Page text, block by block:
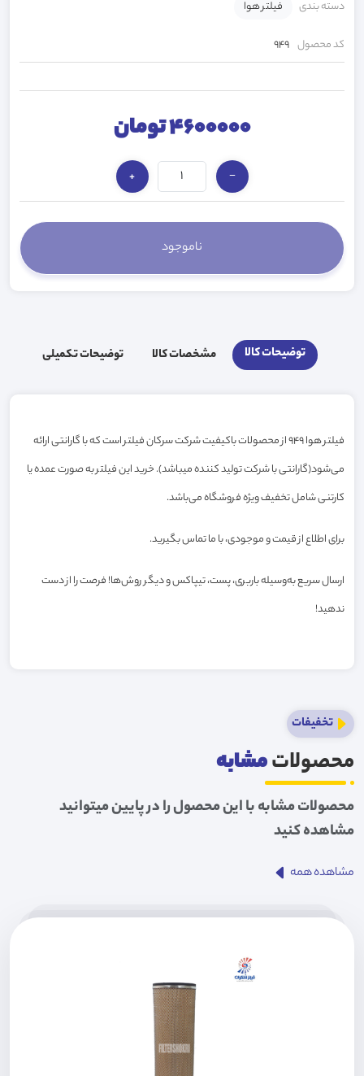
دسته بندی فیلتر هوا
کد محصول 949
4600000 تومان
−
+
توضیحات کالا مشخصات کالا توضیحات تکمیلی
فیلتر هوا 949 از محصولات باکیفیت شرکت سرکان فیلتر است که با گارانتی ارائه
می‌شود(گارانتی با شرکت تولید کننده میباشد). خرید این فیلتر به صورت عمده یا
کارتنی شامل تخفیف ویژه فروشگاه می‌باشد.
برای اطلاع از قیمت و موجودی، با ما تماس بگیرید.
ارسال سریع به‌وسیله باربری، پست، تیپاکس و دیگر روش‌ها! فرصت را از دست
ندهید!
تخفیفات
محصولاتمشابه
محصولات مشابه با این محصول را در پایین میتوانید
مشاهده کنید
مشاهده همه